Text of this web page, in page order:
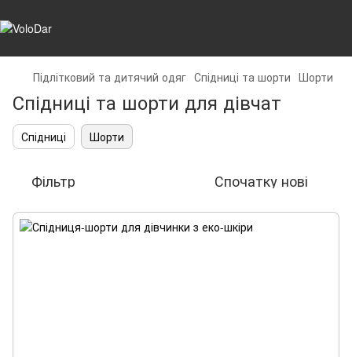
Підлітковий та дитячий одяг Спідниці та шорти Шорти
Спідниці та шорти для дівчат
Спідниці Шорти
Фільтр Спочатку нові